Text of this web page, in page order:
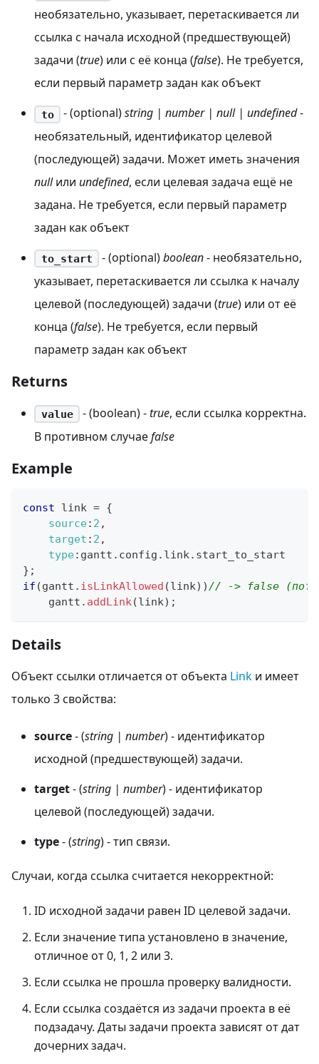
необязательно, указывает, перетаскивается ли
ссылка с начала исходной (предшествующей)
задачи (true) или с её конца (false). Не требуется,
если первый параметр задан как объект
to - (optional)string | number | null | undefined-
необязательный, идентификатор целевой
(последующей) задачи. Может иметь значения
nullили undefined, если целевая задача ещё не
задана. Не требуется, если первый параметр
задан как объект
to_start - (optional)boolean- необязательно,
указывает, перетаскивается ли ссылка к началу
целевой (последующей) задачи (true) или от её
конца (false). Не требуется, если первый
параметр задан как объект
Returns
value - (boolean) -true, если ссылка корректна.
В противном случаеfalse
Example
const link = {
source: 2 ,
target : 2 ,
type: gantt . config . link . start_to_start
} ;
if (gantt . isLinkAllowed (link) ) // -> false
    gantt
. addLink (link) ;
Details
Объект ссылки отличается от объекта Link и имеет
только 3 свойства:
source- (string | number) - идентификатор
исходной (предшествующей) задачи.
target- (string | number) - идентификатор
целевой (последующей) задачи.
type- (string) - тип связи.
Случаи, когда ссылка считается некорректной:
ID исходной задачи равен ID целевой задачи.
Если значение типа установлено в значение,
отличное от 0, 1, 2 или 3.
Если ссылка не прошла проверку валидности.
Если ссылка создаётся из задачи проекта в её
подзадачу. Даты задачи проекта зависят от дат
дочерних задач.